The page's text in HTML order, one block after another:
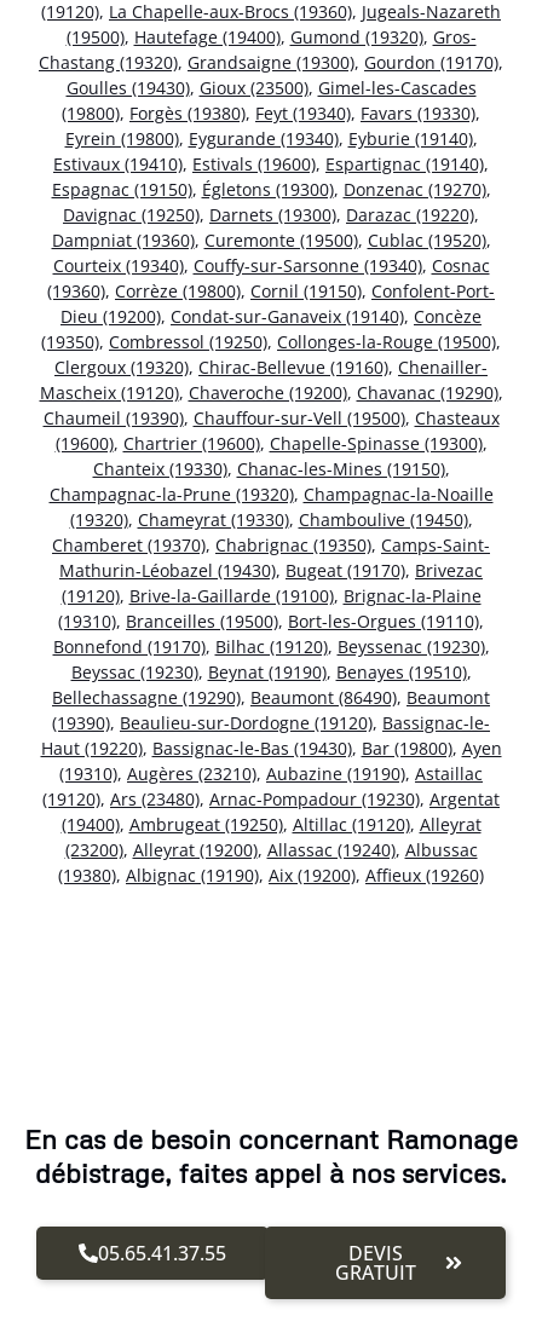
(19120), La Chapelle-aux-Brocs (19360), Jugeals-Nazareth
(19500), Hautefage (19400), Gumond (19320), Gros-
Chastang (19320), Grandsaigne (19300), Gourdon (19170),
Goulles (19430), Gioux (23500), Gimel-les-Cascades
(19800), Forgès (19380), Feyt (19340), Favars (19330),
Eyrein (19800), Eygurande (19340), Eyburie (19140),
Estivaux (19410), Estivals (19600), Espartignac (19140),
Espagnac (19150), Égletons (19300), Donzenac (19270),
Davignac (19250), Darnets (19300), Darazac (19220),
Dampniat (19360), Curemonte (19500), Cublac (19520),
Courteix (19340), Couffy-sur-Sarsonne (19340), Cosnac
(19360), Corrèze (19800), Cornil (19150), Confolent-Port-
Dieu (19200), Condat-sur-Ganaveix (19140), Concèze
(19350), Combressol (19250), Collonges-la-Rouge (19500),
Clergoux (19320), Chirac-Bellevue (19160), Chenailler-
Mascheix (19120), Chaveroche (19200), Chavanac (19290),
Chaumeil (19390), Chauffour-sur-Vell (19500), Chasteaux
(19600), Chartrier (19600), Chapelle-Spinasse (19300),
Chanteix (19330), Chanac-les-Mines (19150),
Champagnac-la-Prune (19320), Champagnac-la-Noaille
(19320), Chameyrat (19330), Chamboulive (19450),
Chamberet (19370), Chabrignac (19350), Camps-Saint-
Mathurin-Léobazel (19430), Bugeat (19170), Brivezac
(19120), Brive-la-Gaillarde (19100), Brignac-la-Plaine
(19310), Branceilles (19500), Bort-les-Orgues (19110),
Bonnefond (19170), Bilhac (19120), Beyssenac (19230),
Beyssac (19230), Beynat (19190), Benayes (19510),
Bellechassagne (19290), Beaumont (86490), Beaumont
(19390), Beaulieu-sur-Dordogne (19120), Bassignac-le-
Haut (19220), Bassignac-le-Bas (19430), Bar (19800), Ayen
(19310), Augères (23210), Aubazine (19190), Astaillac
(19120), Ars (23480), Arnac-Pompadour (19230), Argentat
(19400), Ambrugeat (19250), Altillac (19120), Alleyrat
(23200), Alleyrat (19200), Allassac (19240), Albussac
(19380), Albignac (19190), Aix (19200), Affieux (19260)
En cas de besoin concernant Ramonage
débistrage, faites appel à nos services.
05.65.41.37.55 DEVIS
GRATUIT